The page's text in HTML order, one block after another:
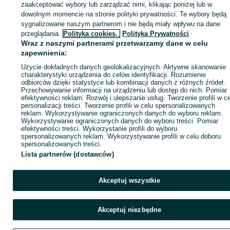
ustawienie kierunku linii pionowej. Laser ustawiamy w taki sposób,
aby punkt przeciąć płaszczyzn pionowych padał na punkt, z
chcemy wyznaczyć wymaganą linię. Pokrętła na adapterze
pozwalają precyzyjnie wpasować linię w założony kierunek w
zakresie ±5°, a obrót w lewo i prawo nie zmienia punktu
początkowego (punkt przeciąć linii pionowych). Adapter w
zależności od potrzeb możemy odłączyć od lasera (mocowanie
magnetyczne).
Zastosowania lasera krzyżowego CLx3G
Precyzyjne niwelowanie podłóg i sufitów – idealny do
powierzchni przed układaniem płytek, paneli czy wylewek
samopoziomujących.
Montaż sufitów podwieszanych – umożliwia precyzyjne
poziomu oraz pionu, co ułatwia montaż profili i płyt gipsowo-
kartonowych.
Instalacje elektryczne i hydrauliczne – pomocny w wyznaczaniu linii
montażowych dla przewodów, rur oraz innych elementów
Układanie płytek i glazury – doskonały do precyzyjnego układania
płytek na ścianach i podłogach, zapewniając idealne wyrównanie
fug i zachowanie kąta.
mebli, zabudowy wnękowej, okien i drzwi, umożliwiając precyzyjne
Prace budowlane i konstrukcyjne – stosowany do wyznaczania
ID:1039545827 Wyświetlenia:
Zadzwoń / SMS
zaakceptować wybory lub zarządzać nimi, klikając poniżej lub w
dowolnym momencie na stronie polityki prywatności. Te wybory będą
sygnalizowane naszym partnerom i nie będą miały wpływu na dane
przeglądania. Polityka cookies, Polityka Prywatności
Wraz z naszymi partnerami przetwarzamy dane w celu
zapewnienia:
Użycie dokładnych danych geolokalizacyjnych. Aktywne skanowanie
charakterystyki urządzenia do celów identyfikacji. Rozumienie
odbiorców dzięki statystyce lub kombinacji danych z różnych źródeł.
Przechowywanie informacji na urządzeniu lub dostęp do nich. Pomiar
efektywności reklam. Rozwój i ulepszanie usług. Tworzenie profili w
personalizacji treści. Tworzenie profili w celu spersonalizowanych
reklam. Wykorzystywanie ograniczonych danych do wyboru reklam.
Wykorzystywanie ograniczonych danych do wyboru treści. Pomiar
efektywności treści. Wykorzystanie profili do wyboru
spersonalizowanych reklam. Wykorzystywanie profili w celu doboru
spersonalizowanych treści.
Lista partnerów (dostawców)
Akceptuj wszystkie
Akceptuj niezbędne